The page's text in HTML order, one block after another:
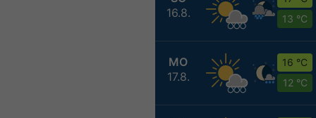
16.8.
13 °C
MO
17.8.
16 °C
12 °C